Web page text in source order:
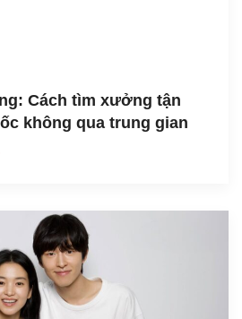
Cách tìm xưởng tận
không qua trung gian